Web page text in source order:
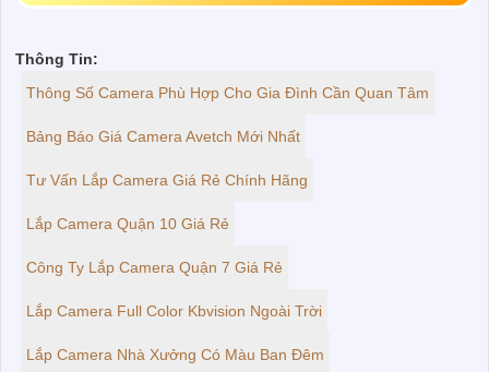
Thông Tin:
Thông Số Camera Phù Hợp Cho Gia Đình Cần Quan Tâm
Bảng Báo Giá Camera Avetch Mới Nhất
Tư Vấn Lắp Camera Giá Rẻ Chính Hãng
Lắp Camera Quận 10 Giá Rẻ
Công Ty Lắp Camera Quận 7 Giá Rẻ
Lắp Camera Full Color Kbvision Ngoài Trời
Lắp Camera Nhà Xưởng Có Màu Ban Đêm